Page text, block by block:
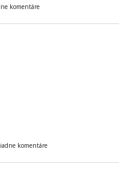
komentáre
komentáre